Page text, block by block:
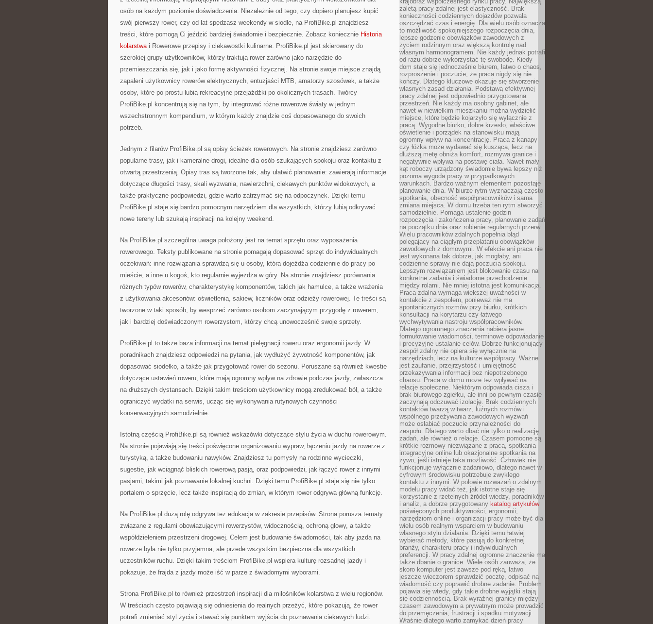
osób na każdym poziomie doświadczenia. Niezależnie od tego, czy dopiero planujesz kupić
swój pierwszy rower, czy od lat spędzasz weekendy w siodle, na ProfiBike.pl znajdziesz
treści, które pomogą Ci jeździć bardziej świadomie i bezpiecznie. Zobacz koniecznie Historia
kolarstwai Rowerowe przepisy i ciekawostki kulinarne. ProfiBike.pl jest skierowany do
szerokiej grupy użytkowników, którzy traktują rower zarówno jako narzędzie do
przemieszczania się, jak i jako formę aktywności fizycznej. Na stronie swoje miejsce znajdą
zapaleni użytkownicy rowerów elektrycznych, entuzjaści MTB, amatorzy szosówek, a także
osoby, które po prostu lubią rekreacyjne przejażdżki po okolicznych trasach. Twórcy
ProfiBike.pl koncentrują się na tym, by integrować różne rowerowe światy w jednym
wszechstronnym kompendium, w którym każdy znajdzie coś dopasowanego do swoich
potrzeb.
Jednym z filarów ProfiBike.pl są opisy ścieżek rowerowych. Na stronie znajdziesz zarówno
popularne trasy, jak i kameralne drogi, idealne dla osób szukających spokoju oraz kontaktu z
otwartą przestrzenią. Opisy tras są tworzone tak, aby ułatwić planowanie: zawierają informacje
dotyczące długości trasy, skali wyzwania, nawierzchni, ciekawych punktów widokowych, a
także praktyczne podpowiedzi, gdzie warto zatrzymać się na odpoczynek. Dzięki temu
ProfiBike.pl staje się bardzo pomocnym narzędziem dla wszystkich, którzy lubią odkrywać
nowe tereny lub szukają inspiracji na kolejny weekend.
Na ProfiBike.pl szczególna uwaga położony jest na temat sprzętu oraz wyposażenia
rowerowego. Teksty publikowane na stronie pomagają dopasować sprzęt do indywidualnych
oczekiwań: inne rozwiązania sprawdzą się u osoby, która dojeżdża codziennie do pracy po
mieście, a inne u kogoś, kto regularnie wyjeżdża w góry. Na stronie znajdziesz porównania
różnych typów rowerów, charakterystykę komponentów, takich jak hamulce, a także wrażenia
z użytkowania akcesoriów: oświetlenia, sakiew, liczników oraz odzieży rowerowej. Te treści są
tworzone w taki sposób, by wesprzeć zarówno osobom zaczynającym przygodę z rowerem,
jak i bardziej doświadczonym rowerzystom, którzy chcą unowocześnić swoje sprzęty.
ProfiBike.pl to także baza informacji na temat pielęgnacji roweru oraz ergonomii jazdy. W
poradnikach znajdziesz odpowiedzi na pytania, jak wydłużyć żywotność komponentów, jak
dopasować siodełko, a także jak przygotować rower do sezonu. Poruszane są również kwestie
dotyczące ustawień roweru, które mają ogromny wpływ na zdrowie podczas jazdy, zwłaszcza
na dłuższych dystansach. Dzięki takim treściom użytkownicy mogą zredukować ból, a także
ograniczyć wydatki na serwis, ucząc się wykonywania rutynowych czynności
konserwacyjnych samodzielnie.
Istotną częścią ProfiBike.pl są również wskazówki dotyczące stylu życia w duchu rowerowym.
Na stronie pojawiają się treści poświęcone organizowaniu wypraw, łączeniu jazdy na rowerze z
turystyką, a także budowaniu nawyków. Znajdziesz tu pomysły na rodzinne wycieczki,
sugestie, jak wciągnąć bliskich rowerową pasją, oraz podpowiedzi, jak łączyć rower z innymi
pasjami, takimi jak poznawanie lokalnej kuchni. Dzięki temu ProfiBike.pl staje się nie tylko
portalem o sprzęcie, lecz także inspiracją do zmian, w którym rower odgrywa główną funkcję.
Na ProfiBike.pl dużą rolę odgrywa też edukacja w zakresie przepisów. Strona porusza tematy
związane z regułami obowiązującymi rowerzystów, widocznością, ochroną głowy, a także
współdzieleniem przestrzeni drogowej. Celem jest budowanie świadomości, tak aby jazda na
rowerze była nie tylko przyjemna, ale przede wszystkim bezpieczna dla wszystkich
uczestników ruchu. Dzięki takim treściom ProfiBike.pl wspiera kulturę rozsądnej jazdy i
pokazuje, że frajda z jazdy może iść w parze z świadomymi wyborami.
Strona ProfiBike.pl to również przestrzeń inspiracji dla miłośników kolarstwa z wielu regionów.
W treściach często pojawiają się odniesienia do realnych przeżyć, które pokazują, że rower
potrafi zmieniać styl życia i stawać się punktem wyjścia do poznawania ciekawych ludzi.
zaletą pracy zdalnej jest elastyczność. Brak
konieczności codziennych dojazdów pozwala
oszczędzać czas i energię. Dla wielu osób oznacza
to możliwość spokojniejszego rozpoczęcia dnia,
lepsze godzenie obowiązków zawodowych z
życiem rodzinnym oraz większą kontrolę nad
własnym harmonogramem. Nie każdy jednak potrafi
od razu dobrze wykorzystać tę swobodę. Kiedy
dom staje się jednocześnie biurem, łatwo o chaos,
rozproszenie i poczucie, że praca nigdy się nie
kończy. Dlatego kluczowe okazuje się stworzenie
własnych zasad działania. Podstawą efektywnej
pracy zdalnej jest odpowiednio przygotowana
przestrzeń. Nie każdy ma osobny gabinet, ale
nawet w niewielkim mieszkaniu można wydzielić
miejsce, które będzie kojarzyło się wyłącznie z
pracą. Wygodne biurko, dobre krzesło, właściwe
oświetlenie i porządek na stanowisku mają
ogromny wpływ na koncentrację. Praca z kanapy
czy łóżka może wydawać się kusząca, lecz na
dłuższą metę obniża komfort, rozmywa granice i
negatywnie wpływa na postawę ciała. Nawet mały
kąt roboczy urządzony świadomie bywa lepszy niż
pozorna wygoda pracy w przypadkowych
warunkach. Bardzo ważnym elementem pozostaje
planowanie dnia. W biurze rytm wyznaczają często
spotkania, obecność współpracowników i sama
zmiana miejsca. W domu trzeba ten rytm stworzyć
samodzielnie. Pomaga ustalenie godzin
rozpoczęcia i zakończenia pracy, planowanie zadań
na początku dnia oraz robienie regularnych przerw.
Wielu pracowników zdalnych popełnia błąd
polegający na ciągłym przeplataniu obowiązków
zawodowych z domowymi. W efekcie ani praca nie
jest wykonana tak dobrze, jak mogłaby, ani
codzienne sprawy nie dają poczucia spokoju.
Lepszym rozwiązaniem jest blokowanie czasu na
konkretne zadania i świadome przechodzenie
między rolami. Nie mniej istotna jest komunikacja.
Praca zdalna wymaga większej uważności w
kontakcie z zespołem, ponieważ nie ma
spontanicznych rozmów przy biurku, krótkich
konsultacji na korytarzu czy łatwego
wychwytywania nastroju współpracowników.
Dlatego ogromnego znaczenia nabiera jasne
formułowanie wiadomości, terminowe odpowiadanie
i precyzyjne ustalanie celów. Dobrze funkcjonujący
zespół zdalny nie opiera się wyłącznie na
narzędziach, lecz na kulturze współpracy. Ważne
jest zaufanie, przejrzystość i umiejętność
przekazywania informacji bez niepotrzebnego
chaosu. Praca w domu może też wpływać na
relacje społeczne. Niektórym odpowiada cisza i
brak biurowego zgiełku, ale inni po pewnym czasie
zaczynają odczuwać izolację. Brak codziennych
kontaktów twarzą w twarz, luźnych rozmów i
wspólnego przeżywania zawodowych wyzwań
może osłabiać poczucie przynależności do
zespołu. Dlatego warto dbać nie tylko o realizację
zadań, ale również o relacje. Czasem pomocne są
krótkie rozmowy niezwiązane z pracą, spotkania
integracyjne online lub okazjonalne spotkania na
żywo, jeśli istnieje taka możliwość. Człowiek nie
funkcjonuje wyłącznie zadaniowo, dlatego nawet w
cyfrowym środowisku potrzebuje zwykłego
kontaktu z innymi. W połowie rozważań o zdalnym
modelu pracy widać też, jak istotne staje się
korzystanie z rzetelnych źródeł wiedzy, poradników
i analiz, a dobrze przygotowany katalog artykułów
poświęconych produktywności, ergonomii,
narzędziom online i organizacji pracy może być dla
wielu osób realnym wsparciem w budowaniu
własnego stylu działania. Dzięki temu łatwiej
wybierać metody, które pasują do konkretnej
branży, charakteru pracy i indywidualnych
preferencji. W pracy zdalnej ogromne znaczenie ma
także dbanie o granice. Wiele osób zauważa, że
skoro komputer jest zawsze pod ręką, łatwo
jeszcze wieczorem sprawdzić pocztę, odpisać na
wiadomość czy poprawić drobne zadanie. Problem
pojawia się wtedy, gdy takie drobne wyjątki stają
się codziennością. Brak wyraźnej granicy między
czasem zawodowym a prywatnym może prowadzić
do przemęczenia, frustracji i spadku motywacji.
Właśnie dlatego warto zamykać dzień pracy